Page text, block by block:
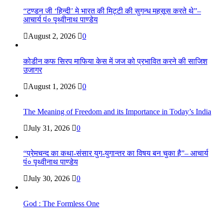
“टण्डन जी ‘हिन्दी’ मे भारत की मिट्टी की सुगन्ध महसूस करते थे”–
आचार्य पं० पृथ्वीनाथ पाण्डेय
August 2, 2026
0
कोडीन कफ सिरप माफिया केस में जज को प्रभावित करने की साजिश
उजागर
August 1, 2026
0
The Meaning of Freedom and its Importance in Today’s India
July 31, 2026
0
“प्रेमचन्द का कथा-संसार युग-युगान्तर का विषय बन चुका है”– आचार्य
पं० पृथ्वीनाथ पाण्डेय
July 30, 2026
0
God : The Formless One